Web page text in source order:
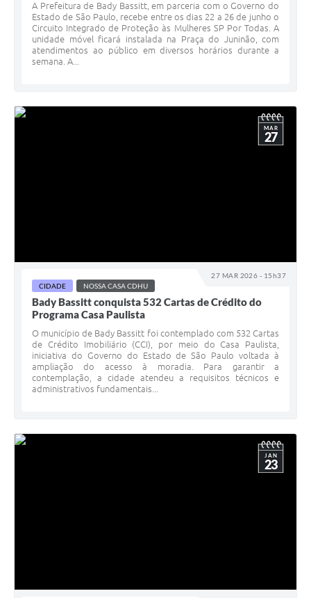
A Prefeitura de Bady Bassitt, em parceria com o Governo do
Estado de São Paulo, recebe entre os dias 22 a 26 de junho o
Circuito Integrado de Proteção às Mulheres SP Por Todas. A
unidade móvel ficará instalada na Praça do Juninão, com
atendimentos ao público em diversos horários durante a
semana. A...
27 MAR 2026 - 15h37
MAR
27
CIDADE NOSSA CASA CDHU
Bady Bassitt conquista 532 Cartas de Crédito do
Programa Casa Paulista
O município de Bady Bassitt foi contemplado com 532 Cartas
de Crédito Imobiliário (CCI), por meio do Casa Paulista,
iniciativa do Governo do Estado de São Paulo voltada à
ampliação do acesso à moradia. Para garantir a
contemplação, a cidade atendeu a requisitos técnicos e
administrativos fundamentais...
JAN
23